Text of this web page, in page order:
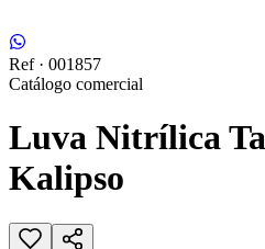
Ref · 001857
Catálogo comercial
Luva Nitrílica
Kalipso